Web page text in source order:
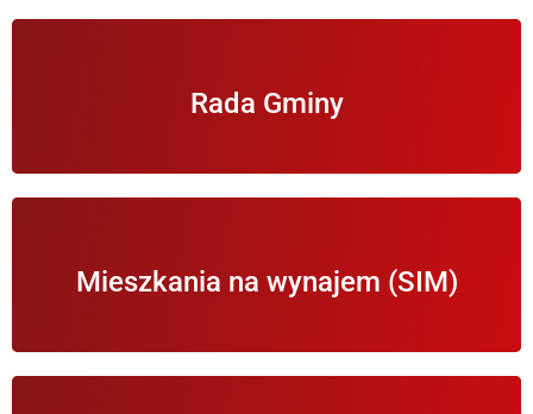
Rada Gminy
Mieszkania na wynajem (SIM)
wynajmu